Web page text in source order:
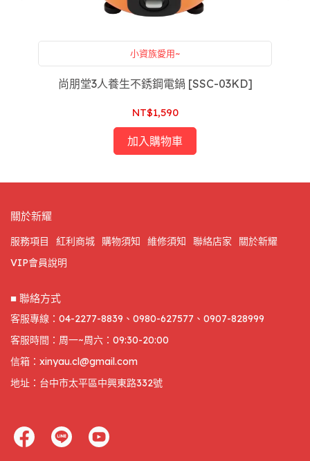
小資族愛用~
尚朋堂3人養生不銹鋼電鍋 [SSC-03KD]
NT$1,590
加入購物車
關於新耀
服務項目 紅利商城 購物須知 維修須知 聯絡店家
關於新耀
VIP會員說明
■ 聯絡方式
客服專線：04-2277-8839、0980-627577、0907-828999
客服時間：周一~周六：09:30-20:00
信箱：xinyau.cl@gmail.com
地址：台中市太平區中興東路332號